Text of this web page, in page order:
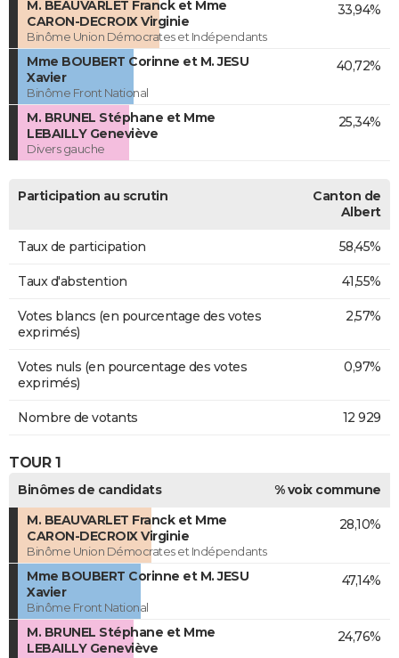
M. BEAUVARLET Franck et Mme
CARON-DECROIX Virginie
Binôme Union Démocrates et Indépendants
33,94%
Mme BOUBERT Corinne et M. JESU
Xavier
Binôme Front National
40,72%
M. BRUNEL Stéphane et Mme
LEBAILLY Geneviève
Divers gauche
25,34%
Participation au scrutin
Canton de
Albert
Taux de participation 58,45%
Taux d'abstention 41,55%
Votes blancs (en pourcentage des votes
exprimés)
2,57%
Votes nuls (en pourcentage des votes
exprimés)
0,97%
Nombre de votants 12 929
TOUR 1
Binômes de candidats
% voix commune
M. BEAUVARLET Franck et Mme
CARON-DECROIX Virginie
Binôme Union Démocrates et Indépendants
28,10%
Mme BOUBERT Corinne et M. JESU
Xavier
Binôme Front National
47,14%
M. BRUNEL Stéphane et Mme
LEBAILLY Geneviève
24,76%